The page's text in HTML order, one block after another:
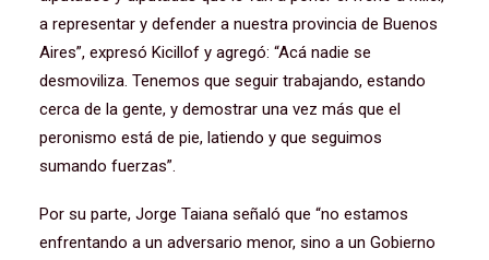
a representar y defender a nuestra provincia de Buenos
Aires”, expresó Kicillof y agregó: “Acá nadie se
desmoviliza. Tenemos que seguir trabajando, estando
cerca de la gente, y demostrar una vez más que el
peronismo está de pie, latiendo y que seguimos
sumando fuerzas”.
Por su parte, Jorge Taiana señaló que “no estamos
enfrentando a un adversario menor, sino a un Gobierno